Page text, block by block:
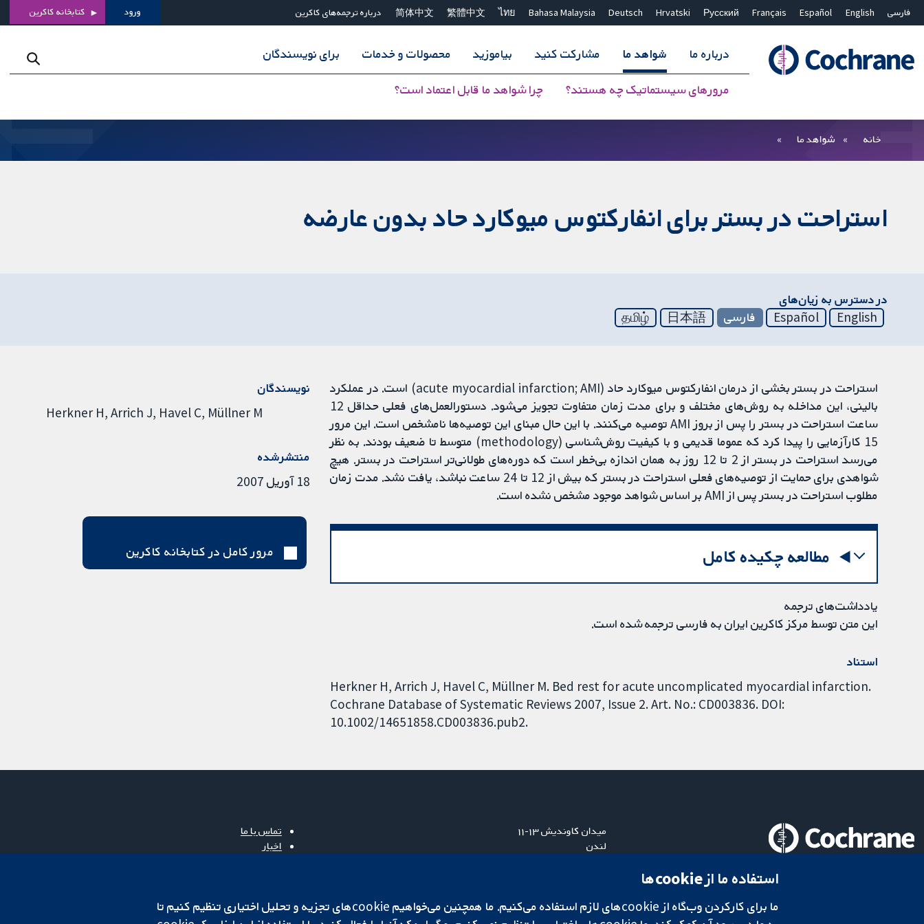
فارسی English
Español
Français
Русский
Hrvatski
Deutsch
Bahasa Malaysia
ไทย
繁體中文
简体中文 درباره ترجمه‌های کاکرین ورود کتابخانه کاکرین
درباره ما شواهد ما
مرورهای سیستماتیک چه هستند؟ چرا شواهد ما قابل اعتماد است؟
مشارکت کنید بیاموزید محصولات و خدمات برای نویسندگان
بستن جستجو ✖
خانه شواهد ما
استراحت در بستر برای انفارکتوس میوکارد حاد بدون عارضه
در دسترس به زیان‌های
English
Español فارسی 日本語
தமிழ்
استراحت در بستر بخشی از درمان انفارکتوس میوکارد حاد (acute myocardial infarction; AMI) است. در عملکرد
بالینی، این مداخله به روش‌های مختلف و برای مدت زمان متفاوت تجویز می‌شود. دستورالعمل‌های فعلی حداقل 12
ساعت استراحت در بستر را پس از بروز AMI توصیه می‌کنند. با این حال مبنای این توصیه‌ها نامشخص است. این مرور
15 کارآزمایی را پیدا کرد که عموما قدیمی و با کیفیت روش‌شناسی (methodology) متوسط ​​تا ضعیف بودند. به نظر
می‌رسد استراحت در بستر از 2 تا 12 روز به همان اندازه بی‌خطر است که دوره‌های طولانی‌تر استراحت در بستر. هیچ
شواهدی برای حمایت از توصیه‌های فعلی استراحت در بستر که بیش از 12 تا 24 ساعت نباشد، یافت نشد. مدت زمان
مطلوب استراحت در بستر پس از AMI بر اساس شواهد موجود مشخص نشده است.
مطالعه چکیده کامل
یادداشت‌های ترجمه
این متن توسط مرکز کاکرین ایران به فارسی ترجمه شده است.
استناد
Herkner H, Arrich J, Havel C, Müllner M. Bed rest for acute uncomplicated myocardial infarction.
Cochrane Database of Systematic Reviews 2007, Issue 2. Art. No.: CD003836. DOI:
10.1002/14651858.CD003836.pub2.
نویسندگان
Herkner H Arrich J Havel C Müllner M
منتشرشده
18 آوریل 2007
مرور کامل در کتابخانه کاکرین
میدان کاوندیش ۱۳-۱۱
لندن
تماس با ما
اخبار
Cochrane Library
استفاده ما از cookie‌ها
ما برای کارکردن وب‌گاه از cookie‌های لازم استفاده می‌کنیم. ما همچنین می‌خواهیم cookie‌های تجزیه و تحلیل اختیاری تنظیم کنیم تا